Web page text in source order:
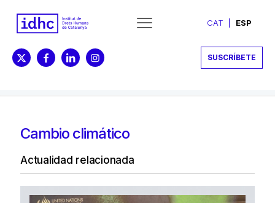
CAT ESP
SUSCRÍBETE
Cambio climático
Actualidad relacionada